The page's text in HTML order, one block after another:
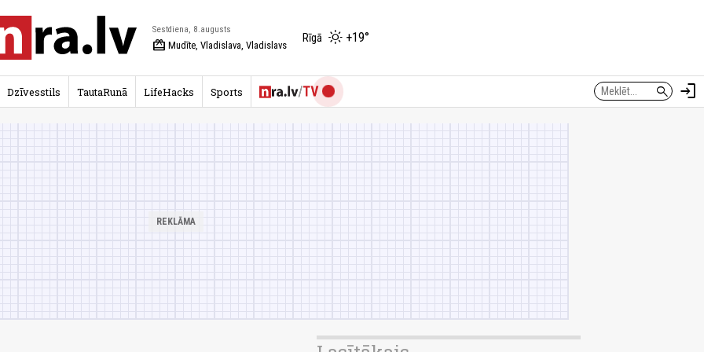
Sestdiena, 8.augusts
redeem Mudīte, Vladislava, Vladislavs
Rīgā +19°
search login
Dzīvesstils TautaRunā LifeHacks Sports